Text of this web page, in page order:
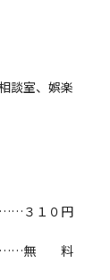
談室、娯楽
１０円
無 料